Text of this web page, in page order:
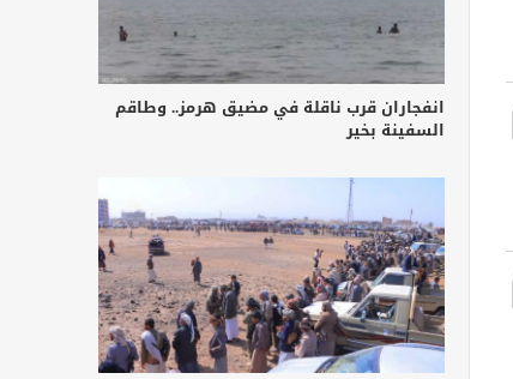
انفجاران قرب ناقلة في مضيق هرمز.. وطاقم
السفينة بخير